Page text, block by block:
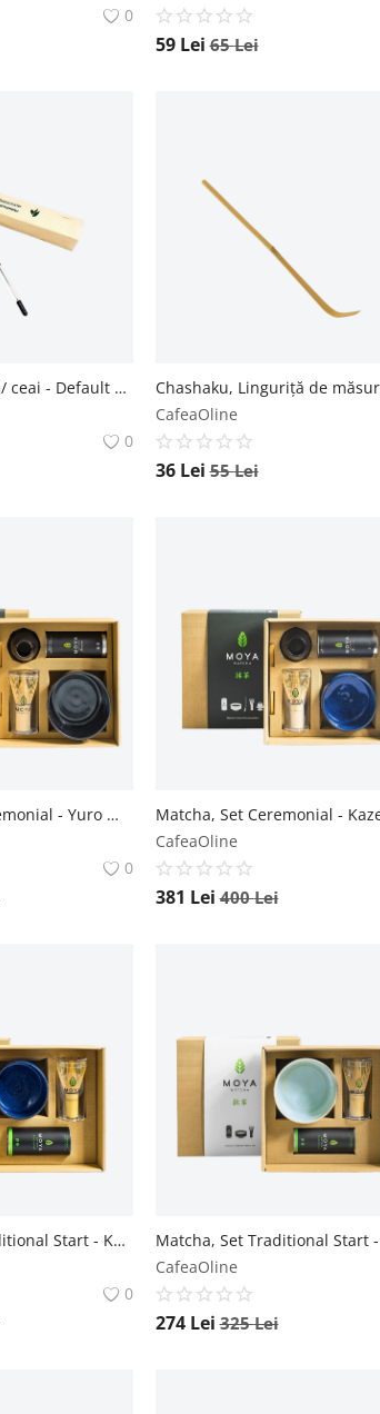
0
59 Lei 65Lei
Termometru apă/ ceai - Default Title Moya
0
CafeaOline
36 Lei 55Lei
Matcha, Set Ceremonial - Yuro Moya
0
CafeaOline
381 Lei 400Lei
Matcha, Set Traditional Start - Kaze Moya
0
CafeaOline
274 Lei 325Lei